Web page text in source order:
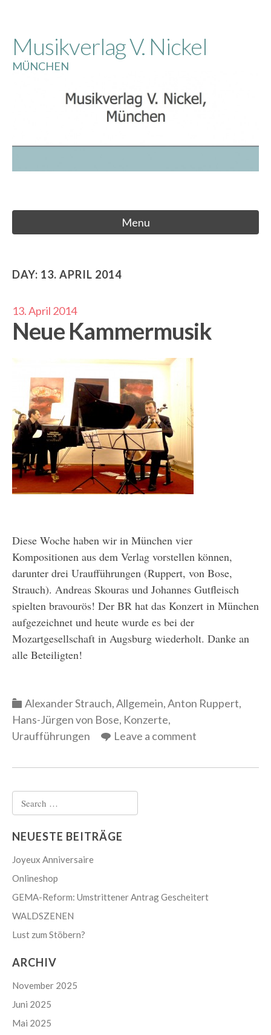
content
Musikverlag V. Nickel
MÜNCHEN
Menu
DAY: 13. APRIL 2014
13. April 2014
Neue Kammermusik
Diese Woche haben wir in München vier
Kompositionen aus dem Verlag vorstellen können,
darunter drei Uraufführungen (Ruppert, von Bose,
Strauch). Andreas Skouras und Johannes Gutfleisch
spielten bravourös! Der BR hat das Konzert in München
aufgezeichnet und heute wurde es bei der
Mozartgesellschaft in Augsburg wiederholt. Danke an
alle Beteiligten!
Categories
Alexander Strauch,Allgemein,Anton Ruppert,
Hans-Jürgen von Bose, Konzerte,
Uraufführungen
Leave a comment
for:
NEUESTE BEITRÄGE
Joyeux Anniversaire
Onlineshop
GEMA-Reform: Umstrittener Antrag Gescheitert
WALDSZENEN
Lust zum Stöbern?
ARCHIV
November 2025
Juni 2025
Mai 2025